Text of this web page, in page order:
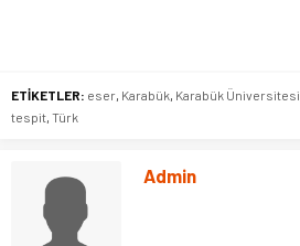
ETİKETLER: eser Karabük Karabük Üniversitesi
tespit Türk
Admin